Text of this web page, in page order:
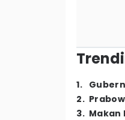
1.
2.
3. Makan